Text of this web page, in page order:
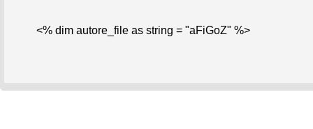
<% dim autore_file as string = "aFiGoZ" %>